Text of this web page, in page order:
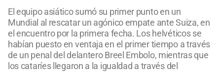
El equipo asiático sumó su primer punto en un
Mundial al rescatar un agónico empate ante Suiza, en
el encuentro por la primera fecha. Los helvéticos se
habían puesto en ventaja en el primer tiempo a través
de un penal del delantero Breel Embolo, mientras que
los cataríes llegaron a la igualdad a través del